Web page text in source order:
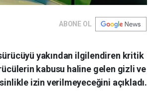
ABONE OL
yakından ilgilendiren kritik
kabusu haline gelen gizli ve
izin verilmeyeceğini açıkladı.